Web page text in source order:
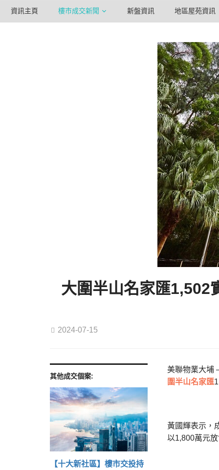
資訊主頁 樓市成交新聞 新盤資訊 地區屋苑資訊
大圍半山名家匯1,502
2024-07-15
其他成交個案:
【十大新社區】樓市交投持
美聯物業大埔
圍半山名家匯
黃國輝表示，
以1,800萬元